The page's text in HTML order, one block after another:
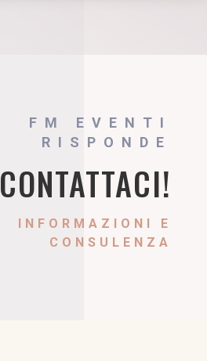
FM EVENTI
RISPONDE
CONTATTACI!
INFORMAZIONI E
CONSULENZA